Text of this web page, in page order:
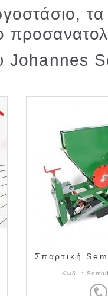
τα
Johannes
Σπαρτική
Κωδ.::